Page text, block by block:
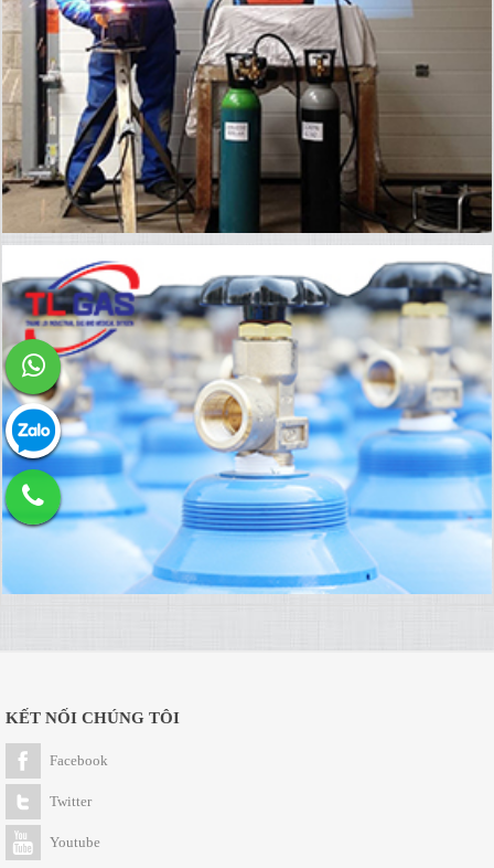
KẾT NỐI CHÚNG TÔI
Facebook
Twitter
Youtube